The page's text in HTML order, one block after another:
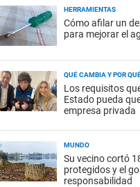
HERRAMIENTAS
Cómo afilar un
para mejorar el
QUÉ CAMBIA Y POR
Los requisitos
Estado pueda
empresa privada
MUNDO
Su vecino cortó
protegidos y el
responsabilidad